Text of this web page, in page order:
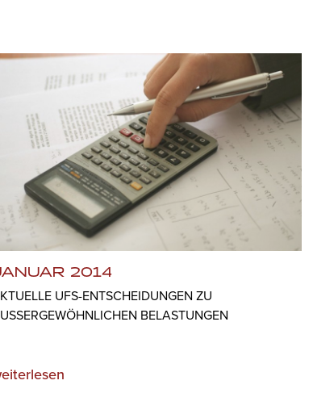
2014
UFS-ENTSCHEIDUNGEN ZU
BELASTUNGEN